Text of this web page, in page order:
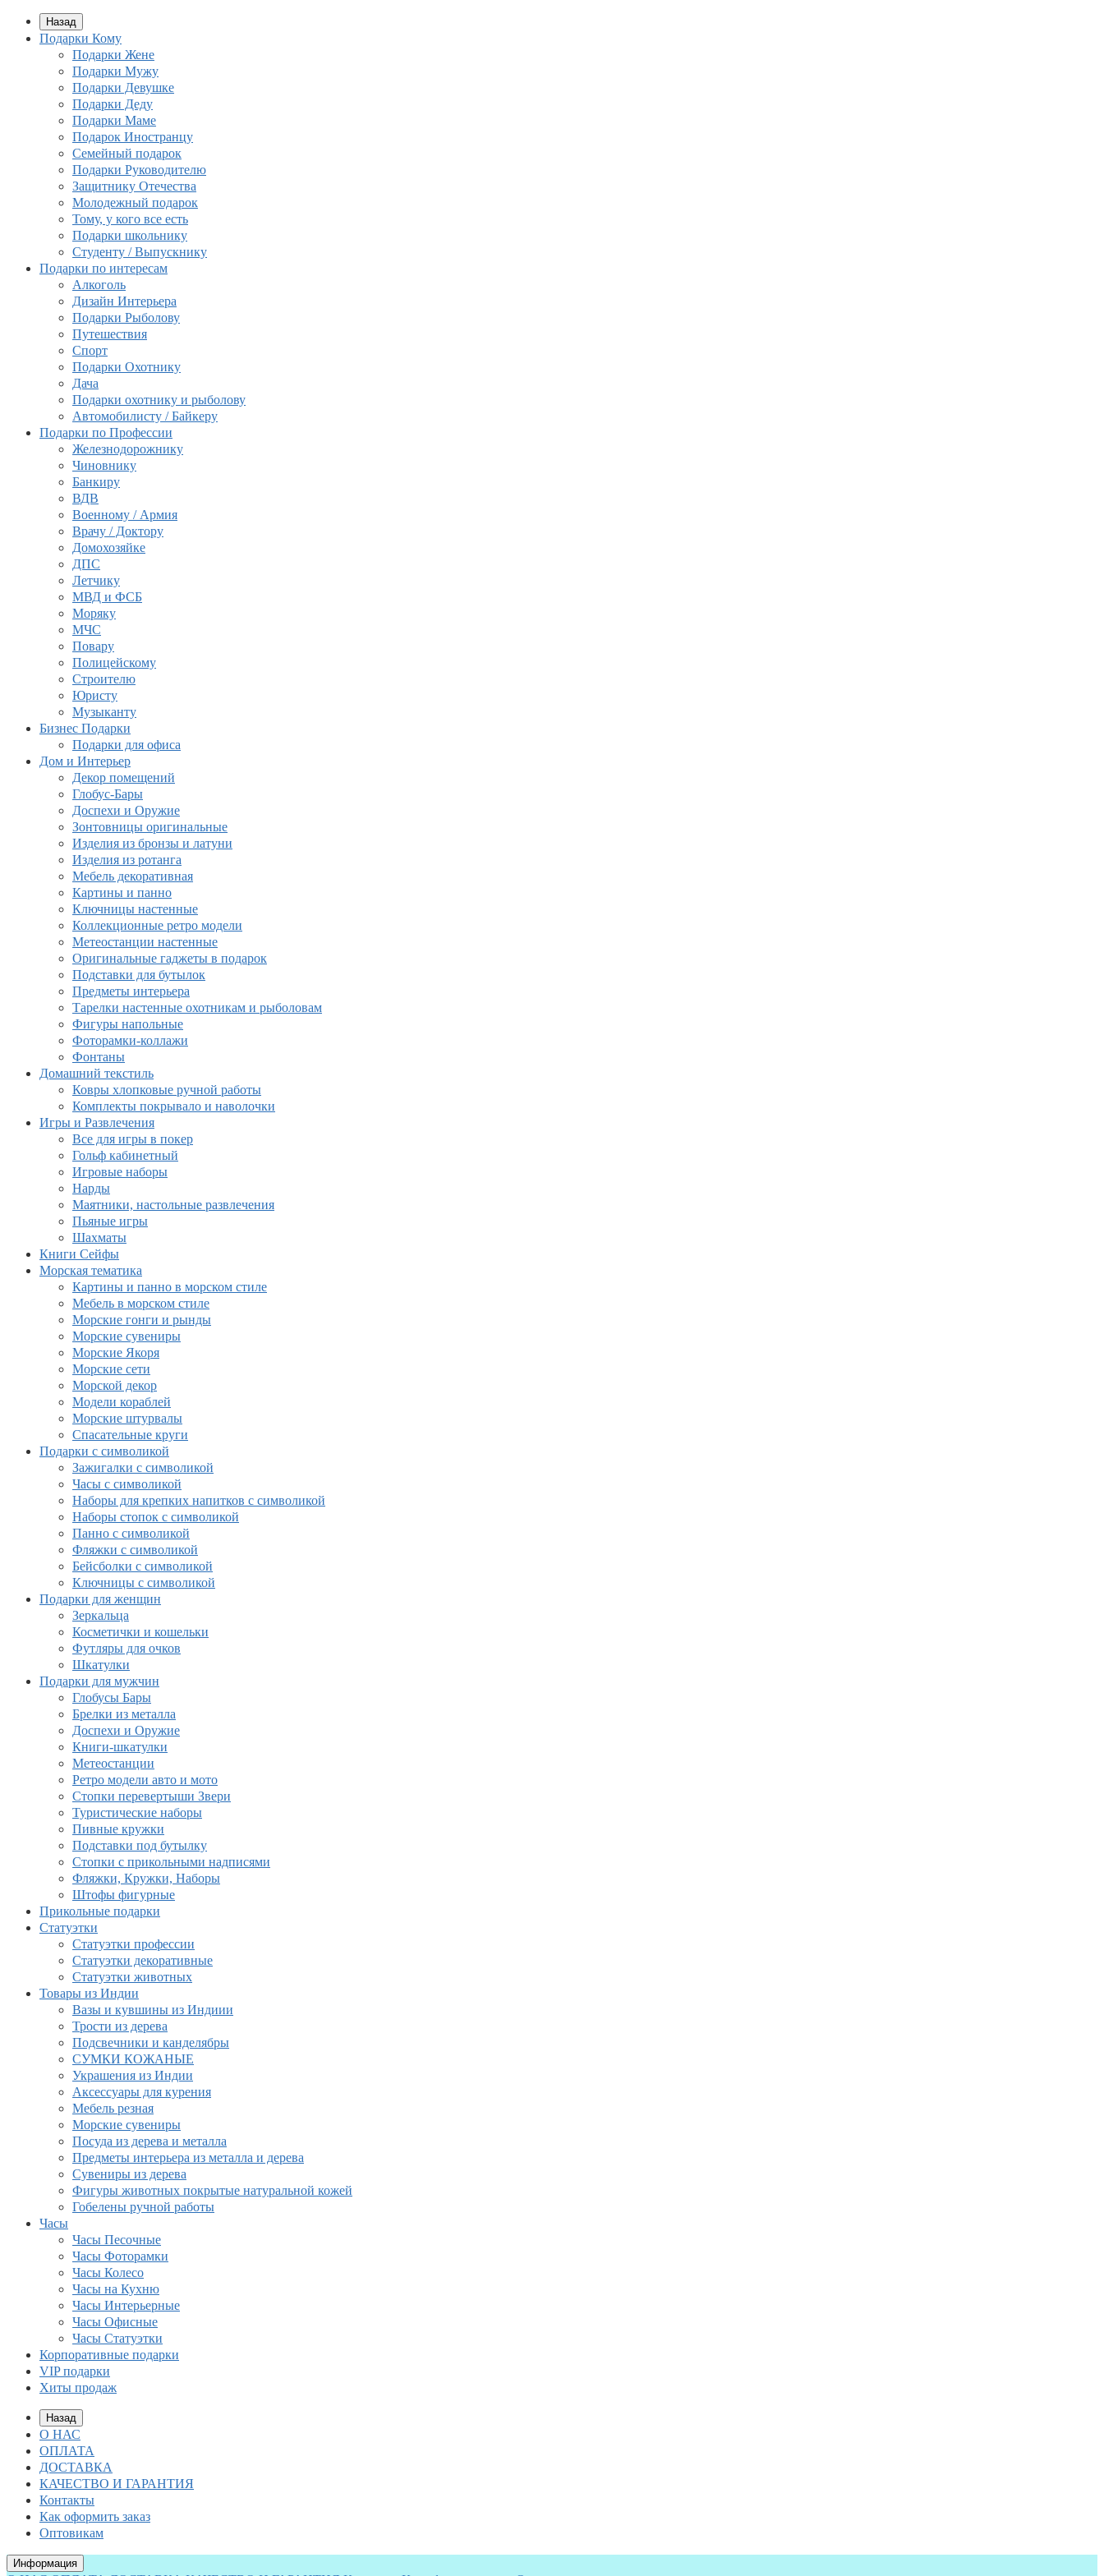
Назад
Подарки Кому
Подарки Жене
Подарки Мужу
Подарки Девушке
Подарки Деду
Подарки Маме
Подарок Иностранцу
Семейный подарок
Подарки Руководителю
Защитнику Отечества
Молодежный подарок
Тому, у кого все есть
Подарки школьнику
Студенту / Выпускнику
Подарки по интересам
Алкоголь
Дизайн Интерьера
Подарки Рыболову
Путешествия
Спорт
Подарки Охотнику
Дача
Подарки охотнику и рыболову
Автомобилисту / Байкеру
Подарки по Профессии
Железнодорожнику
Чиновнику
Банкиру
ВДВ
Военному / Армия
Врачу / Доктору
Домохозяйке
ДПС
Летчику
МВД и ФСБ
Моряку
МЧС
Повару
Полицейскому
Строителю
Юристу
Музыканту
Бизнес Подарки
Подарки для офиса
Дом и Интерьер
Декор помещений
Глобус-Бары
Доспехи и Оружие
Зонтовницы оригинальные
Изделия из бронзы и латуни
Изделия из ротанга
Мебель декоративная
Картины и панно
Ключницы настенные
Коллекционные ретро модели
Метеостанции настенные
Оригинальные гаджеты в подарок
Подставки для бутылок
Предметы интерьера
Тарелки настенные охотникам и рыболовам
Фигуры напольные
Фоторамки-коллажи
Фонтаны
Домашний текстиль
Ковры хлопковые ручной работы
Комплекты покрывало и наволочки
Игры и Развлечения
Все для игры в покер
Гольф кабинетный
Игровые наборы
Нарды
Маятники, настольные развлечения
Пьяные игры
Шахматы
Книги Сейфы
Морская тематика
Картины и панно в морском стиле
Мебель в морском стиле
Морские гонги и рынды
Морские сувениры
Морские Якоря
Морские сети
Морской декор
Модели кораблей
Морские штурвалы
Спасательные круги
Подарки с символикой
Зажигалки с символикой
Часы с символикой
Наборы для крепких напитков с символикой
Наборы стопок с символикой
Панно с символикой
Фляжки с символикой
Бейсболки с символикой
Ключницы с символикой
Подарки для женщин
Зеркальца
Косметички и кошельки
Футляры для очков
Шкатулки
Подарки для мужчин
Глобусы Бары
Брелки из металла
Доспехи и Оружие
Книги-шкатулки
Метеостанции
Ретро модели авто и мото
Стопки перевертыши Звери
Туристические наборы
Пивные кружки
Подставки под бутылку
Стопки с прикольными надписями
Фляжки, Кружки, Наборы
Штофы фигурные
Прикольные подарки
Статуэтки
Статуэтки профессии
Статуэтки декоративные
Статуэтки животных
Товары из Индии
Вазы и кувшины из Индиии
Трости из дерева
Подсвечники и канделябры
СУМКИ КОЖАНЫЕ
Украшения из Индии
Аксессуары для курения
Мебель резная
Морские сувениры
Посуда из дерева и металла
Предметы интерьера из металла и дерева
Сувениры из дерева
Фигуры животных покрытые натуральной кожей
Гобелены ручной работы
Часы
Часы Песочные
Часы Фоторамки
Часы Колесо
Часы на Кухню
Часы Интерьерные
Часы Офисные
Часы Статуэтки
Корпоративные подарки
VIP подарки
Хиты продаж
Назад
О НАС
ОПЛАТА
ДОСТАВКА
КАЧЕСТВО И ГАРАНТИЯ
Контакты
Как оформить заказ
Оптовикам
Информация